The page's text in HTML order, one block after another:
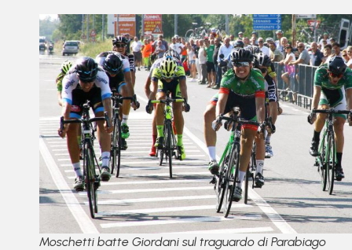
Moschetti batte Giordani sul traguardo di Parabiago